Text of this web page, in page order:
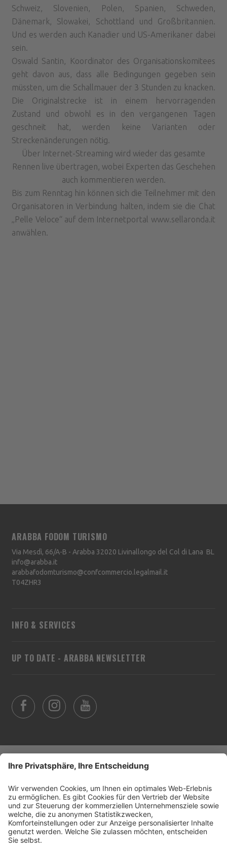
Schweiz, Slovenien, Polen, Spanien, Schweden,
Dänemark, Slowakei, Schottland und Großbritannien.
Und es werden auch Kanadier und US-Amerikaner dabei
sein.
Oswald Santin, Koordinator des Organisationskomitees
geht davon aus, dass alle Bedingungen gegeben sein
müssten, um die Schallmauer der 3 Stunden zu knacken.
Die Originalstrecke ist in einem hervorragenden
Zustand und obwohl es in den vergangenen Tagen
geschneit hat, werden keine Varianten oder
Streckenänderungen nötig.
Über Internet-Streaming wird wieder das gesamte
Rennen live übertragen, wobei Experten das Geschehen
auch kommentieren werden.
Bis zum Renntag hin können sich die Teilnehmer mit den
Organisatoren in Verbindung halten, indem sie die Chat
„Pelle Veloce“ auf dem Internetportal www.sellaronda.it
anwählen.
UP TO DATE - ARABBA NEWSLETTER
ARABBA FODOM TURISMO
Via Mesdì, 66/A-B - Arabba 32020 Livinallongo del Col di Lana BL
info@arabba.it
arabbafodomturismo@confcommercio.legalmail.it
T04ZHR3
INFO & SERVICES